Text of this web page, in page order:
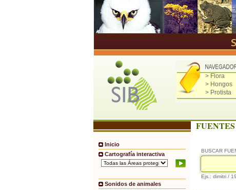
> Flora
> Hongos
> Protista
Inicio
Cartografía interactiva
Sonidos de animales
BUSCAR
Ejs.: dimitri /